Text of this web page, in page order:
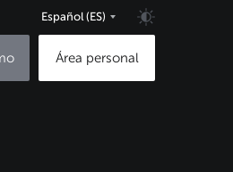
Español(ES)
Área personal